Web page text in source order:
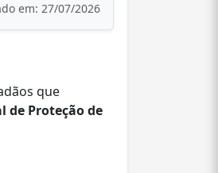
em: 27/07/2026
que
de Proteção de